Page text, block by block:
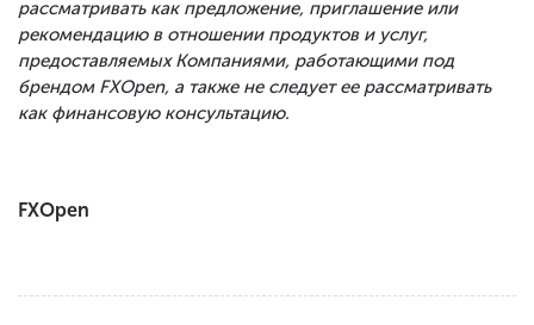
рассматривать как предложение, приглашение или
рекомендацию в отношении продуктов и услуг,
предоставляемых Компаниями, работающими под
брендом FXOpen, а также не следует ее рассматривать
как финансовую консультацию.
FXOpen